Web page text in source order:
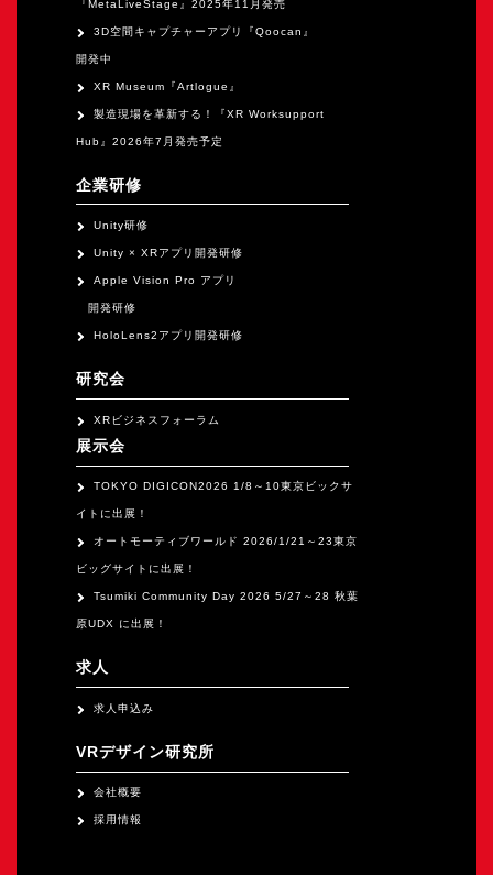
『MetaLiveStage』2025年11月発売
3D空間キャプチャーアプリ『Qoocan』
開発中
XR Museum『Artlogue』
製造現場を革新する！『XR Worksupport
Hub』2026年7月発売予定
企業研修
Unity研修
Unity × XRアプリ開発研修
Apple Vision Pro アプリ
開発研修
HoloLens2アプリ開発研修
研究会
XRビジネスフォーラム
展示会
TOKYO DIGICON2026 1/8～10東京ビックサ
イトに出展！
オートモーティブワールド 2026/1/21～23東京
ビッグサイトに出展！
Tsumiki Community Day 2026 5/27～28 秋葉
原UDX に出展！
求人
求人申込み
VRデザイン研究所
会社概要
採用情報